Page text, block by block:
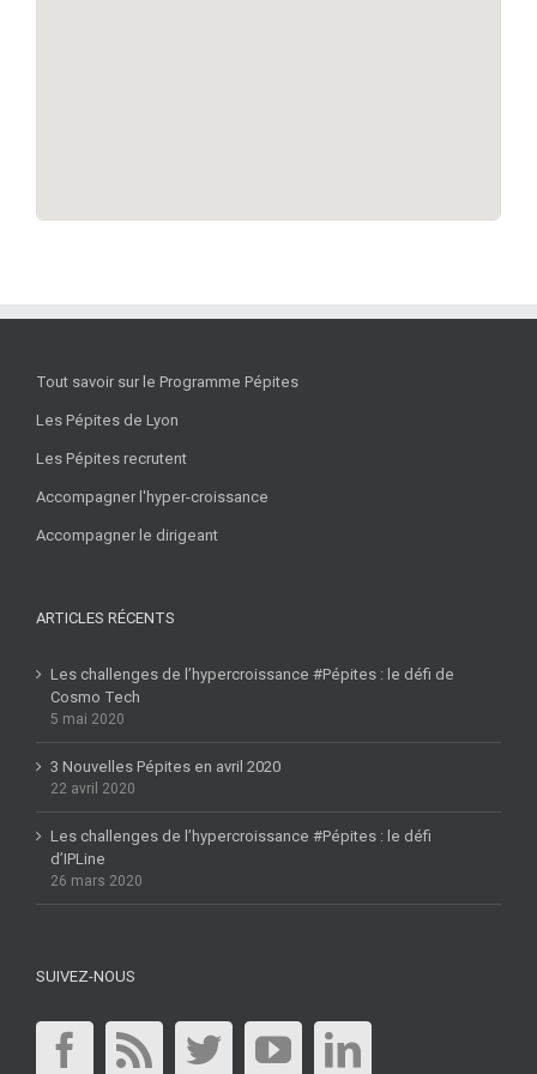
Tout savoir sur le Programme Pépites
Les Pépites de Lyon
Les Pépites recrutent
Accompagner l'hyper-croissance
Accompagner le dirigeant
ARTICLES RÉCENTS
Les challenges de l’hypercroissance #Pépites : le défi de
Cosmo Tech
5 mai 2020
3 Nouvelles Pépites en avril 2020
22 avril 2020
Les challenges de l’hypercroissance #Pépites : le défi
d’IPLine
26 mars 2020
SUIVEZ-NOUS